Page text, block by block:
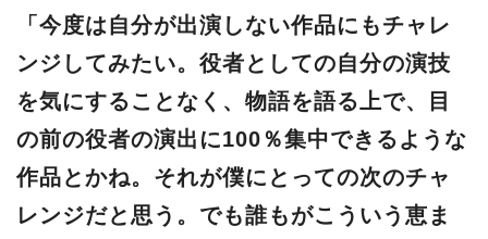
「今度は⾃分が出演しない作品にもチャレ
ンジしてみたい。役者としての⾃分の演技
を気にすることなく、物語を語る上で、目
の前の役者の演出に100％集中できるような
作品とかね。それが僕にとっての次のチャ
レンジだと思う。でも誰もがこういう恵ま